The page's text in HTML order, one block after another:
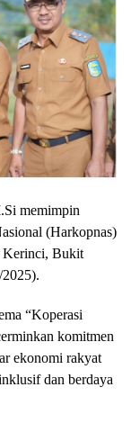
memimpin
(Harkopnas)
Kerinci, Bukit
“Koperasi
komitmen
ekonomi rakyat
dan berdaya